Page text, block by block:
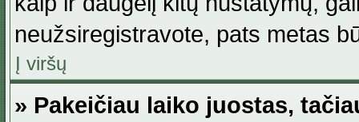
neužsiregistravote, pats metas
Į viršų
» Pakeičiau laiko juostas,